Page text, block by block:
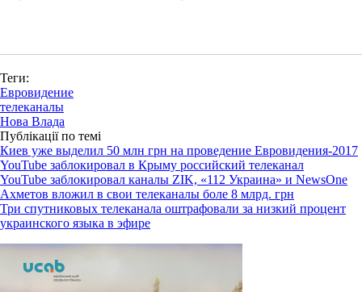
Теги:
Евровидение
телеканалы
Нова Влада
Публікації по темі
Киев уже выделил 50 млн грн на проведение Евровидения-2017
YouTube заблокировал в Крыму российский телеканал
YouTube заблокировал каналы ZIK, «112 Украина» и NewsOne
Ахметов вложил в свои телеканалы боле 8 млрд. грн
Три спутниковых телеканала оштрафовали за низкий процент
украинского языка в эфире